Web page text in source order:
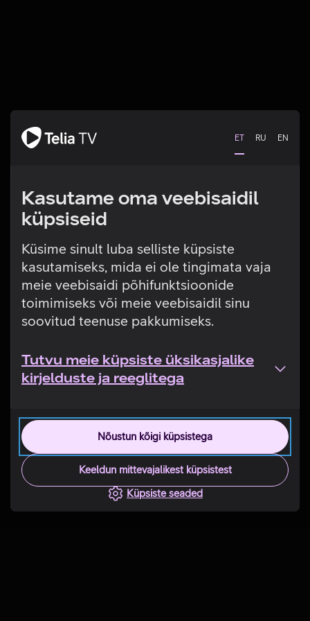
ET RU EN
Kasutame oma veebisaidil
küpsiseid
Küsime sinult luba selliste küpsiste
kasutamiseks, mida ei ole tingimata vaja
meie veebisaidi põhifunktsioonide
toimimiseks või meie veebisaidil sinu
soovitud teenuse pakkumiseks.
Tutvu meie küpsiste üksikasjalike
kirjelduste ja reeglitega
Nõustun kõigi küpsistega
Keeldun mittevajalikest küpsistest
Küpsiste seaded
Tehniline viga